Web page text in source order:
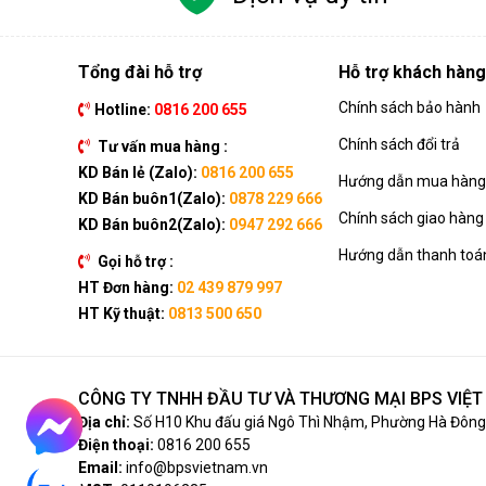
Tổng đài hỗ trợ
Hotline: 0816 200 655
Tư vấn mua hàng :
KD Bán lẻ (Zalo): 0816 200 655
KD Bán buôn1(Zalo): 0878 229 666
KD Bán buôn2(Zalo): 0947 292 666
Gọi hỗ trợ :
HT Đơn hàng: 02 439 879 997
HT Kỹ thuật: 0813 500 650
Hỗ trợ khách hàng
Chính sách bảo hành
Chính sách đổi trả
Hướng dẫn mua
Chính sách giao hàng
Hướng dẫn thanh
CÔNG TY TNHH ĐẦU TƯ VÀ THƯƠNG MẠI BPS
Địa chỉ: Số H10 Khu đấu giá Ngô Thì Nhậm, Phường Hà
Điện thoại: 0816 200 655
Email: info@bpsvietnam.vn